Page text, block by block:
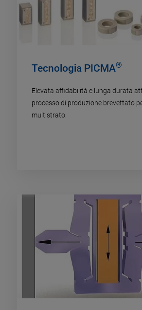
Tecnologia PICMA®
Elevata affidabilità e lunga durata
processo di produzione brevettato
multistrato.